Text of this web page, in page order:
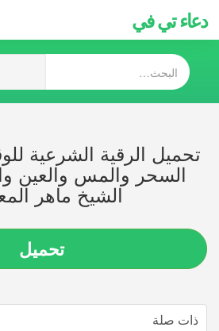
دعاء تي في
تحميل الرقية الشرعية
السحر والمس والعين
الشيخ ماهر
تحميل
ذات صلة